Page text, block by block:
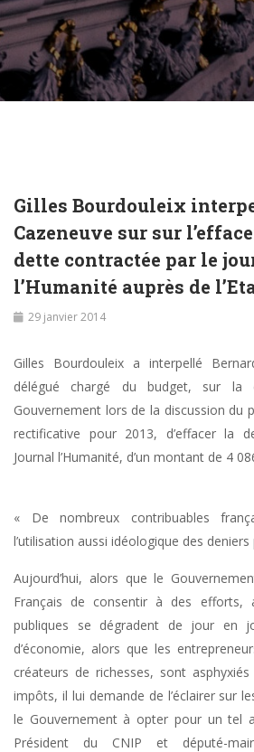
Gilles Bourdouleix
Cazeneuve sur sur
dette contractée par le
l’Humanité auprès de
29 janvier 2014
Gilles Bourdouleix a interpellé
délégué chargé du budget, sur la
Gouvernement lors de la discussion du
rectificative pour 2013, d’effacer la
Journal l’Humanité, d’un montant de 4
« De nombreux contribuables
l’utilisation aussi idéologique des deniers
Aujourd’hui, alors que le
Français de consentir à des efforts,
publiques se dégradent de jour en
d’économie, alors que les
créateurs de richesses, sont
impôts, il lui demande de l’éclairer sur
le Gouvernement à opter pour un tel
Président du CNIP et député-